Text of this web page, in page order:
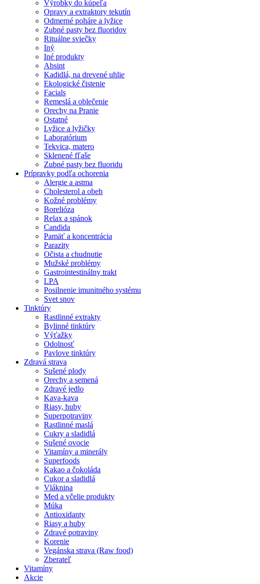
Výrobky do kúpeľa
Opravy a extraktory tekutín
Odmerné poháre a lyžice
Zubné pasty bez fluoridov
Rituálne sviečky
Iný
Iné produkty
Absint
Kadidlá, na drevené uhlie
Ekologické čistenie
Facials
Remeslá a oblečenie
Orechy na Pranie
Ostatné
Lyžice a lyžičky
Laboratórium
Tekvica, matero
Sklenené fľaše
Zubné pasty bez fluoridu
Prípravky podľa ochorenia
Alergie a astma
Cholesterol a obeh
Kožné problémy
Borelióza
Relax a spánok
Candida
Pamäť a koncentrácia
Parazity
Očista a chudnutie
Mužské problémy
Gastrointestinálny trakt
LPA
Posilnenie imunitného systému
Svet snov
Tinktúry
Rastlinné extrakty
Bylinné tinktúry
Výťažky
Odolnosť
Pavlove tinktúry
Zdravá strava
Sušené plody
Orechy a semená
Zdravé jedlo
Kava-kava
Riasy, huby
Superpotraviny
Rastlinné maslá
Cukry a sladidlá
Sušené ovocie
Vitamíny a minerály
Superfoods
Kakao a čokoláda
Cukor a sladidlá
Vláknina
Med a včelie produkty
Múka
Antioxidanty
Riasy a huby
Zdravé potraviny
Korenie
Vegánska strava (Raw food)
Zberateľ
Vitamíny
Akcie